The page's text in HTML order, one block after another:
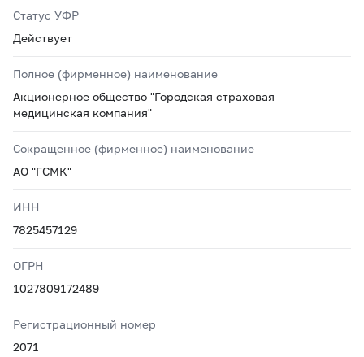
Статус УФР
Действует
Полное (фирменное) наименование
Акционерное общество "Городская страховая
медицинская компания"
Сокращенное (фирменное) наименование
АО "ГСМК"
ИНН
7825457129
ОГРН
1027809172489
Регистрационный номер
2071